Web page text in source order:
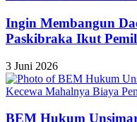
Ingin Membangun
Paskibraka Ikut
3 Juni 2026
BEM Hukum